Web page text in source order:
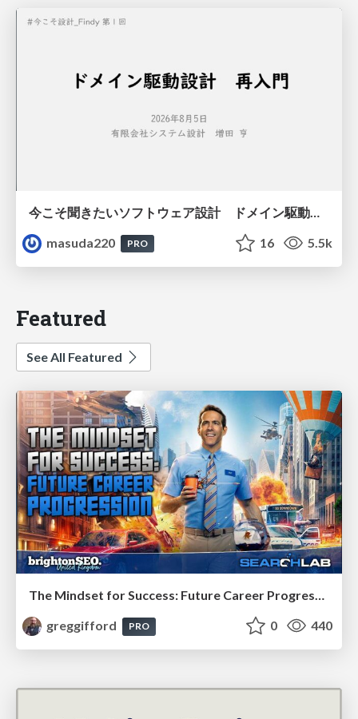
今こそ聞きたいソフトウェア設計 ドメイン駆動設計再入門
masuda220
PRO 16 5.5k
Featured
See All Featured
The Mindset for Success: Future Career Progression
greggifford
PRO 0 440